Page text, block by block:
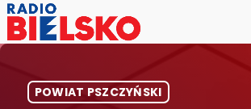
POWIAT PSZCZYŃSKI